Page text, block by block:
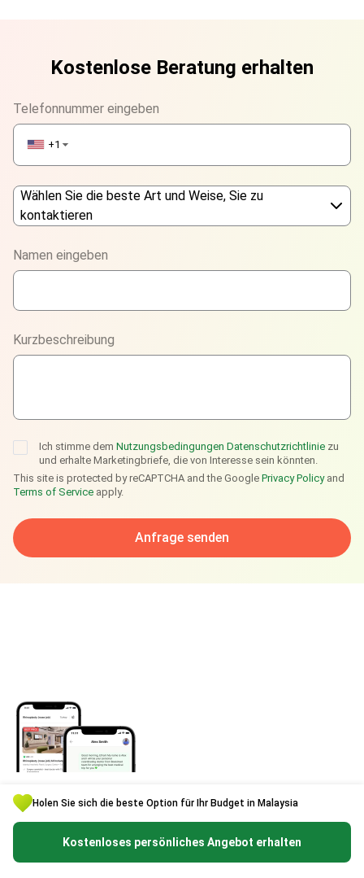
Holen Sie sich die beste Option für Ihr Budget in Malaysia
Kostenloses persönliches Angebot erhalten
Kostenlose Beratung erhalten
Telefonnummer eingeben
+1 ▼
Wählen Sie die beste Art und Weise, Sie zu
kontaktieren
WhatsApp
Viber
Telegram
Namen eingeben
Kurzbeschreibung
Ich stimme dem Nutzungsbedingungen Datenschutzrichtlinie zu
und erhalte Marketingbriefe, die von Interesse sein könnten.
This site is protected by reCAPTCHA and the Google Privacy Policyand
Terms of Service apply.
Anfrage senden
Laden die Bookimed-App für exklusive
Beauty-Angebote